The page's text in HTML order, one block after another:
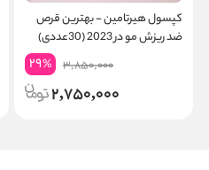
کپسول هیرتامین - بهترین قرص
ضد ریزش مو در 2023 (30عددی)
3,850,000
29%
2,750,000